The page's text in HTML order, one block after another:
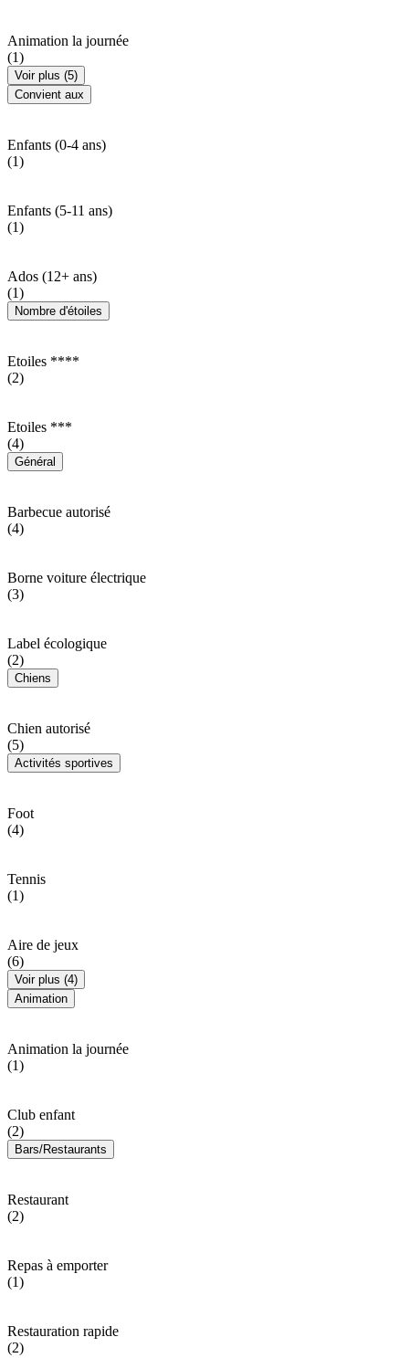
Animation la journée
(1)
Voir plus (5)
Convient aux
Enfants (0-4 ans)
(1)
Enfants (5-11 ans)
(1)
Ados (12+ ans)
(1)
Nombre d'étoiles
Etoiles ****
(2)
Etoiles ***
(4)
Général
Barbecue autorisé
(4)
Borne voiture électrique
(3)
Label écologique
(2)
Chiens
Chien autorisé
(5)
Activités sportives
Foot
(4)
Tennis
(1)
Aire de jeux
(6)
Voir plus (4)
Animation
Animation la journée
(1)
Club enfant
(2)
Bars/Restaurants
Restaurant
(2)
Repas à emporter
(1)
Restauration rapide
(2)